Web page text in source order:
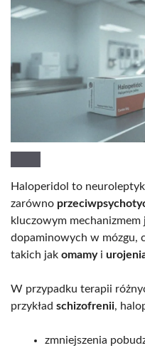
Haloperidol to
zarówno
kluczowym
dopaminowych w mózgu,
takich jak omamyi
W przypadku terapii
przykład schizofrenii,
zmniejszenia